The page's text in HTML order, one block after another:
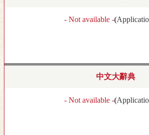
- Not available -(
中文大辭典
- Not available -(